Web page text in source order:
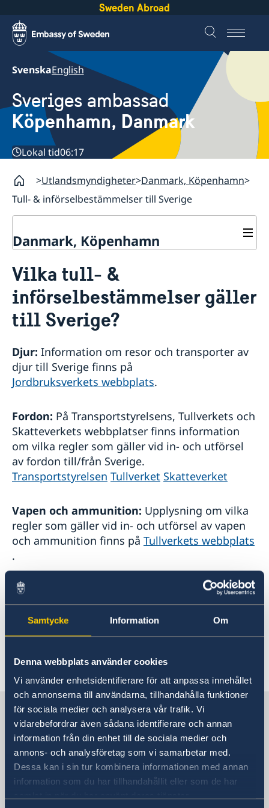
Samtycke Information Om
Denna webbplats använder cookies
Vi använder enhetsidentifierare för att anpassa innehållet
och annonserna till användarna, tillhandahålla funktioner
för sociala medier och analysera vår trafik. Vi
vidarebefordrar även sådana identifierare och annan
information från din enhet till de sociala medier och
annons- och analysföretag som vi samarbetar med.
Dessa kan i sin tur kombinera informationen med annan
information som du har tillhandahållit eller som de har
Sweden Abroad
SvenskaEnglish
Sveriges ambassad
Köpenhamn, Danmark
Lokal tid06:17
Utlandsmyndigheter Danmark, Köpenhamn
Tull- & införselbestämmelser till Sverige
Danmark, Köpenhamn
Kontakt/Öppettider
Om oss/Konsulat
Praktik på ambassaden
Dataskyddspolicy
Ambassaden samarbetar med
Business Sweden
Svenska kyrkan
Öresunddirekt
Så stöttar vi svenska företag
Vi är en resurs för svenska företag
Så kan du få stöd
Svenska företag i Danmark
Anmäl handelshinder
Vilka tull- &
införselbestämmelser gäller
till Sverige?
Djur: Information om resor och transporter av
djur till Sverige finns på
Jordbruksverkets webbplats.
Fordon: På Transportstyrelsens, Tullverkets och
Skatteverkets webbplatser finns information
om vilka regler som gäller vid in- och utförsel
av fordon till/från Sverige.
Transportstyrelsen Tullverket Skatteverket
Vapen och ammunition: Upplysning om vilka
regler som gäller vid in- och utförsel av vapen
och ammunition finns på Tullverkets webbplats
.
Alkohol och tobak:
Tullverket svarar på frågor
angående införsel av varor, till exempel alkohol,
tobak och livsmedel. Utförlig information om
införselregler finns påTullverkets webbplats.
Senast uppdaterad 07 juli 2022, 10.44
Sverige i Danmark
Sveriges ambassad
Besöksadress